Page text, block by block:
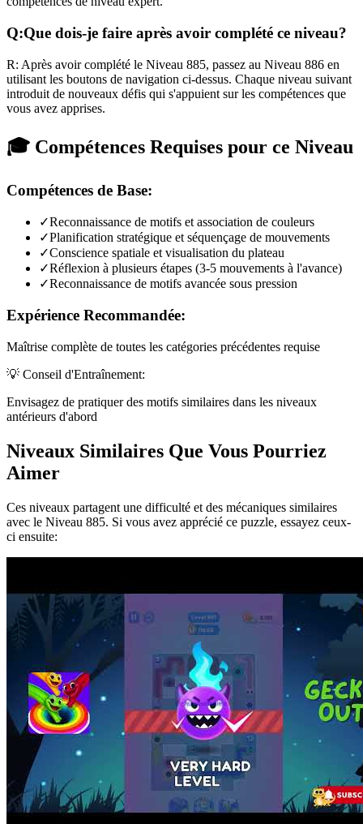
Q:Que dois-je faire après avoir complété ce niveau?
R: Après avoir complété le Niveau 885, passez au Niveau 886 en
utilisant les boutons de navigation ci-dessus. Chaque niveau suivant
introduit de nouveaux défis qui s'appuient sur les compétences que
vous avez apprises.
🎓 Compétences Requises pour ce Niveau
Compétences de Base:
✓Reconnaissance de motifs et association de couleurs
✓Planification stratégique et séquençage de mouvements
✓Conscience spatiale et visualisation du plateau
✓Réflexion à plusieurs étapes (3-5 mouvements à l'avance)
✓Reconnaissance de motifs avancée sous pression
Expérience Recommandée:
Maîtrise complète de toutes les catégories précédentes requise
💡 Conseil d'Entraînement:
Envisagez de pratiquer des motifs similaires dans les niveaux
antérieurs d'abord
Niveaux Similaires Que Vous Pourriez
Aimer
Ces niveaux partagent une difficulté et des mécaniques similaires
avec le Niveau 885. Si vous avez apprécié ce puzzle, essayez ceux-
ci ensuite: